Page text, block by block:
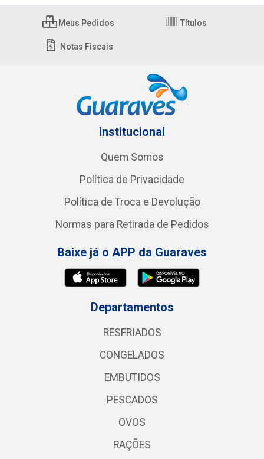
Meus Pedidos Títulos
Notas Fiscais
Institucional
Quem Somos
Política de Privacidade
Política de Troca e Devolução
Normas para Retirada de Pedidos
Baixe já o APP da Guaraves
Departamentos
RESFRIADOS
CONGELADOS
EMBUTIDOS
PESCADOS
OVOS
RAÇÕES